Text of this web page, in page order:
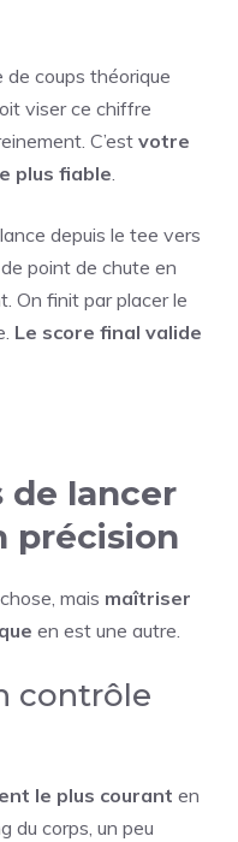
de coups théorique
viser ce chiffre
C’est votre
plus fiable.
depuis le tee vers
point de chute en
On finit par placer le
Le score final valide
de lancer
précision
mais maîtriser
en est une autre.
contrôle
le plus courant en
du corps, un peu